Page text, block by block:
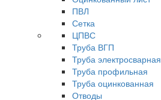
ПВЛ
Сетка
ЦПВС
Труба ВГП
Труба электросварная
Труба профильная
Труба оцинкованная
Отводы